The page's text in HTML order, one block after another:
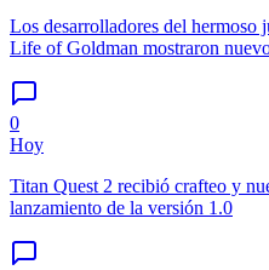
Los desarrolladores del hermoso
Life of Goldman mostraron
0
Hoy
Titan Quest 2 recibió crafteo y
lanzamiento de la versión 1.0